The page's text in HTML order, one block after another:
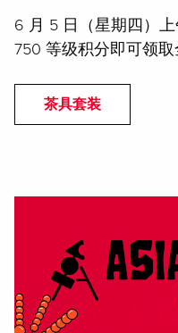
6 月 5 日（星期四）
750 等级积分即可领取
茶具套装